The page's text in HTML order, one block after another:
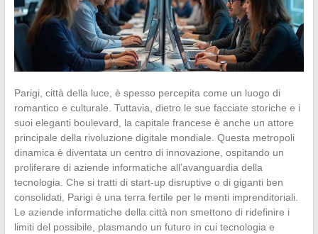
Parigi, città della luce, è spesso percepita come un luogo di
romantico e culturale. Tuttavia, dietro le sue facciate storiche e i
suoi eleganti boulevard, la capitale francese è anche un attore
principale della rivoluzione digitale mondiale. Questa metropoli
dinamica è diventata un centro di innovazione, ospitando un
proliferare di aziende informatiche all’avanguardia della
tecnologia. Che si tratti di start-up disruptive o di giganti ben
consolidati, Parigi è una terra fertile per le menti imprenditoriali.
Le aziende informatiche della città non smettono di ridefinire i
limiti del possibile, plasmando un futuro in cui tecnologia e